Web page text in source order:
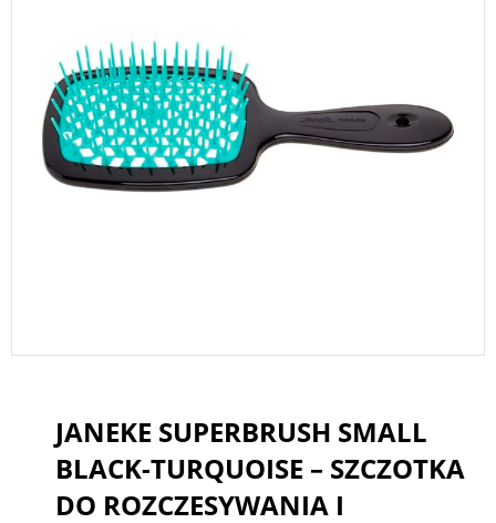
JANEKE SUPERBRUSH SMALL
BLACK-TURQUOISE – SZCZOTKA
DO ROZCZESYWANIA I